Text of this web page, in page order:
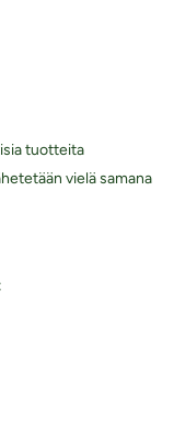
tuotteita
vielä samana